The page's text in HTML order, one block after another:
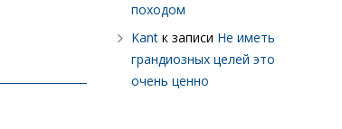
походом
Kant к записи Не иметь
грандиозных целей это
очень ценно